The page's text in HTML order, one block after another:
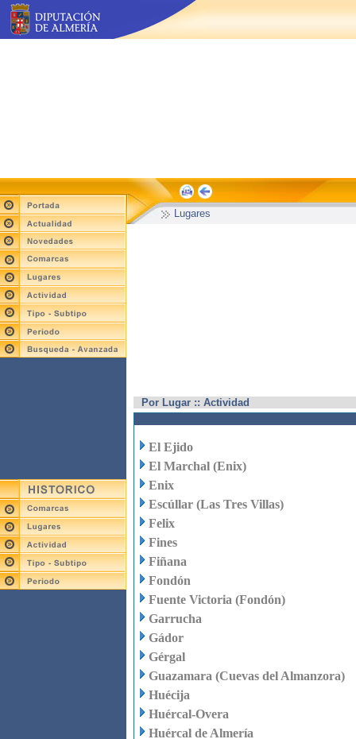
Lugares
Por Lugar :: Actividad
El Ejido
El Marchal (Enix)
Enix
Escúllar (Las Tres Villas)
Felix
Fines
Fiñana
Fondón
Fuente Victoria (Fondón)
Garrucha
Gádor
Gérgal
Guazamara (Cuevas del Almanzora)
Huécija
Huércal-Overa
Huércal de Almería